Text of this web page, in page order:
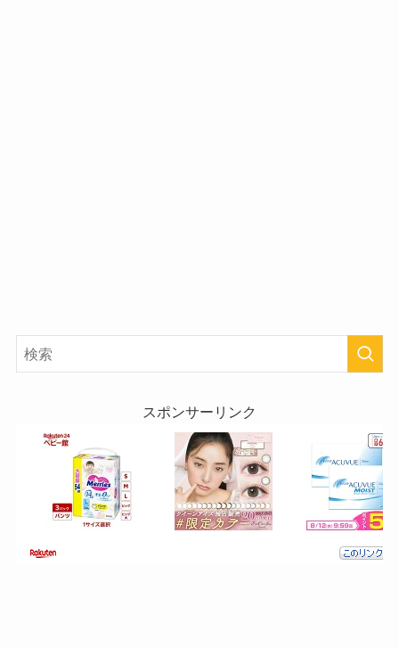
スポンサーリンク